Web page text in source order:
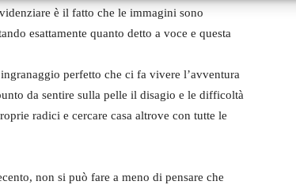
è il fatto che le immagini sono
esattamente quanto detto a voce e questa
perfetto che ci fa vivere l’avventura
da sentire sulla pelle il disagio e le difficoltà
radici e cercare casa altrove con tutte le
non si può fare a meno di pensare che